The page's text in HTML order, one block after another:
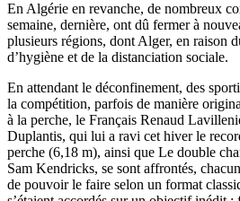
En Algérie en revanche, de nombreux
semaine, dernière, ont dû fermer à
plusieurs régions, dont Alger, en raison
d’hygiène et de la distanciation sociale.
En attendant le déconfinement, des
la compétition, parfois de manière
à la perche, le Français Renaud
Duplantis, qui lui a ravi cet hiver le
perche (6,18 m), ainsi que Le double
Sam Kendricks, se sont affrontés,
de pouvoir le faire selon un format